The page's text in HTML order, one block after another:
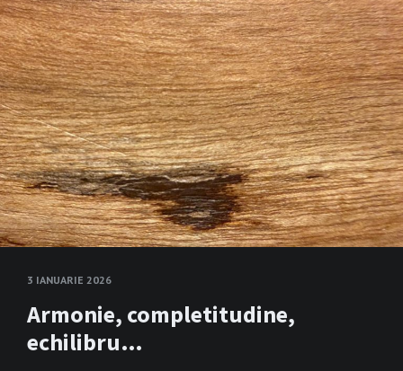
3 IANUARIE 2026
Armonie, completitudine,
echilibru…